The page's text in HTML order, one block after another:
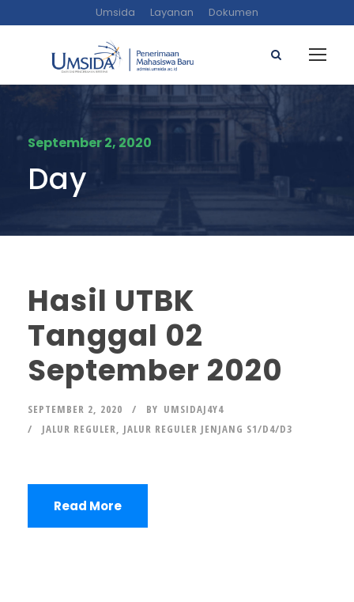
Umsida Layanan Dokumen
September 2, 2020
Day
Hasil UTBK
Tanggal 02
September 2020
SEPTEMBER 2, 2020 BY UMSIDAJ4Y4
JALUR REGULER, JALUR REGULER JENJANG S1/D4/D3
Read More